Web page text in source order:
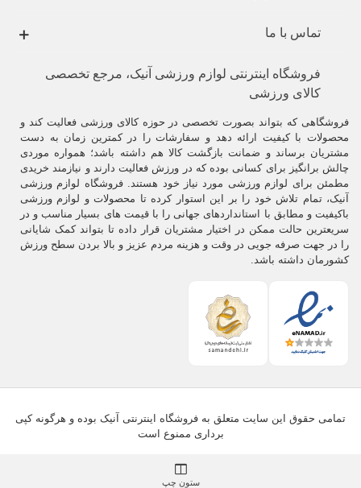
تماس با ما
فروشگاه اینترنتی لوازم ورزشی آنیک، مرجع تخصصی
کالای ورزشی
فروشگاهی که بتواند بصورت تخصصی در حوزه کالای ورزشی فعالیت کند و
محصولات با کیفیت ارائه دهد و سفارشات را در کمترین زمان به دست
مشتریان برساند و ضمانت بازگشت کالا هم داشته باشد؛ همواره موردی
چالش برانگیز برای کسانی بوده که در ورزش فعالیت دارند و نیازمند خریدی
مطمئن برای لوازم ورزشی مورد نیاز خود هستند. فروشگاه لوازم ورزشی
آنیک، تمام تلاش خود را بر این استوار کرده تا محصولات و لوازم ورزشی
باکیفیت و مطابق با استانداردهای جهانی را با قیمت های بسیار مناسب و در
سریعترین حالت ممکن در اختیار مشتریان قرار داده تا بتواند کمک شایانی
را در جهت صرفه جویی در وقت و هزینه مردم عزیز و بالا بردن سطح ورزش
کشورمان داشته باشد.
تمامی حقوق این سایت متعلق به فروشگاه اینترنتی آنیک بوده و هرگونه کپی
برداری ممنوع است
ستون چپ